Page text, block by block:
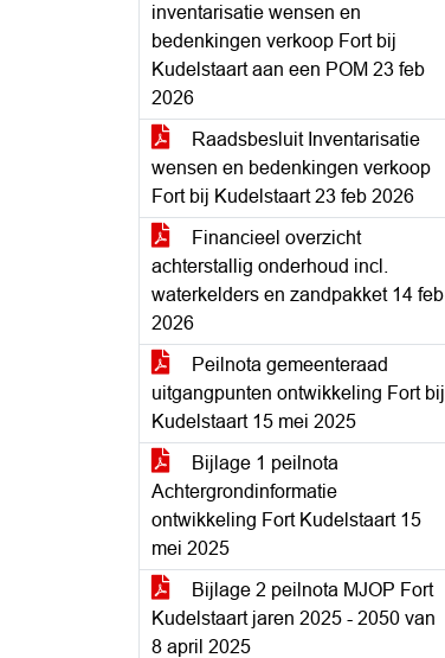
inventarisatie wensen en
bedenkingen verkoop Fort bij
Kudelstaart aan een POM 23 feb
2026
Raadsbesluit Inventarisatie
wensen en bedenkingen verkoop
Fort bij Kudelstaart 23 feb 2026
Financieel overzicht
achterstallig onderhoud incl.
waterkelders en zandpakket 14 feb
2026
Peilnota gemeenteraad
uitgangpunten ontwikkeling Fort bij
Kudelstaart 15 mei 2025
Bijlage 1 peilnota
Achtergrondinformatie
ontwikkeling Fort Kudelstaart 15
mei 2025
Bijlage 2 peilnota MJOP Fort
Kudelstaart jaren 2025 - 2050 van
8 april 2025